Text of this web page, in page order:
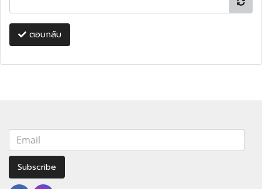
ตอบกลับ
Subscribe